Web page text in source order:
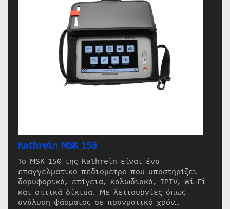
Kathrein MSK 150
Το MSK 150 της Kathrein είναι ένα
επαγγελματικό πεδιόμετρο που υποστηρίζει
δορυφορικά, επίγεια, καλωδιακά, IPTV, Wi-Fi
και οπτικά δίκτυα. Με λειτουργίες όπως
ανάλυση φάσματος σε πραγματικό χρόν…